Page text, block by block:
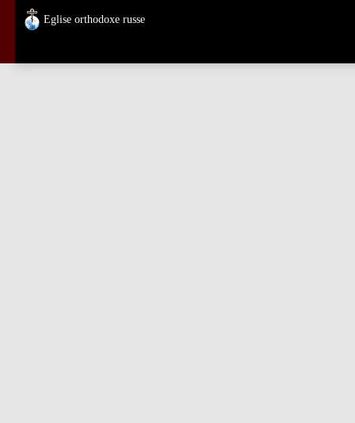
Eglise orthodoxe russe